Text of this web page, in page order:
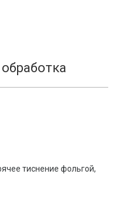
тиснение фольгой,